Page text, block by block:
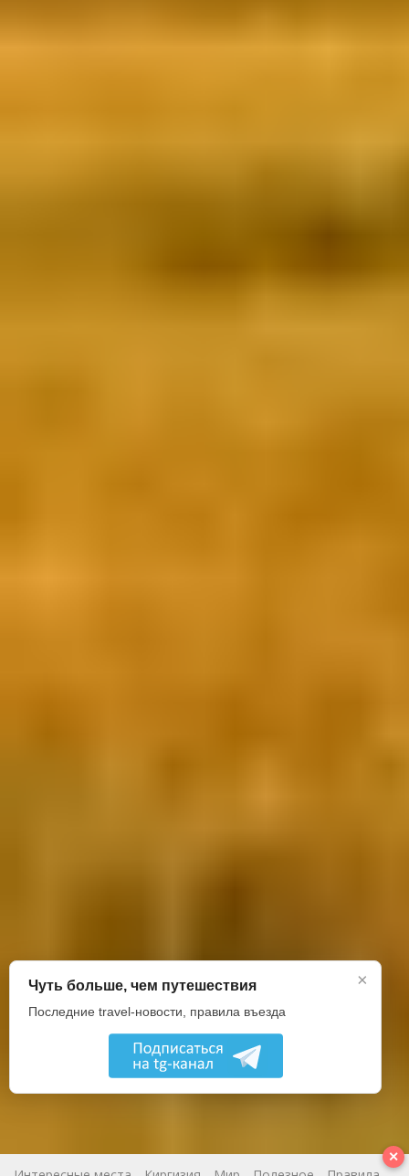
✕
×
Чуть больше, чем путешествия
Последние travel-новости, правила въезда